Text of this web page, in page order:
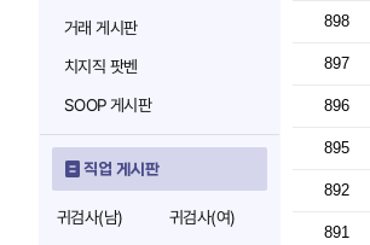
거래 게시판
치지직 팟벤
SOOP 게시판
직업 게시판
귀검사(남)
귀검사(여)
898
897
896
895
892
891